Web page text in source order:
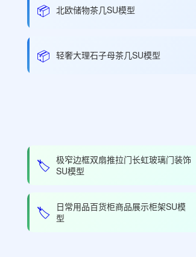
📦 北欧储物茶几SU模型
📦 轻奢大理石子母茶几SU模型
🏷️ 极窄边框双扇推拉门长虹玻璃门装饰
SU模型
🏷️
日常用品百货柜商品展示柜架SU模
型